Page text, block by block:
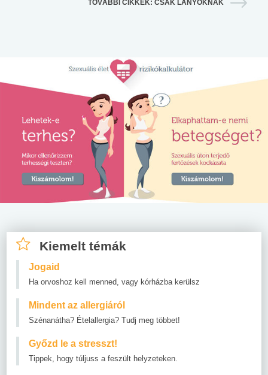
TOVÁBBI CIKKEK: CSAK LÁNYOKNAK
Kiemelt témák
Jogaid
Ha orvoshoz kell menned, vagy kórházba kerülsz
Mindent az allergiáról
Szénanátha? Ételallergia? Tudj meg többet!
Győzd le a stresszt!
Tippek, hogy túljuss a feszült helyzeteken.